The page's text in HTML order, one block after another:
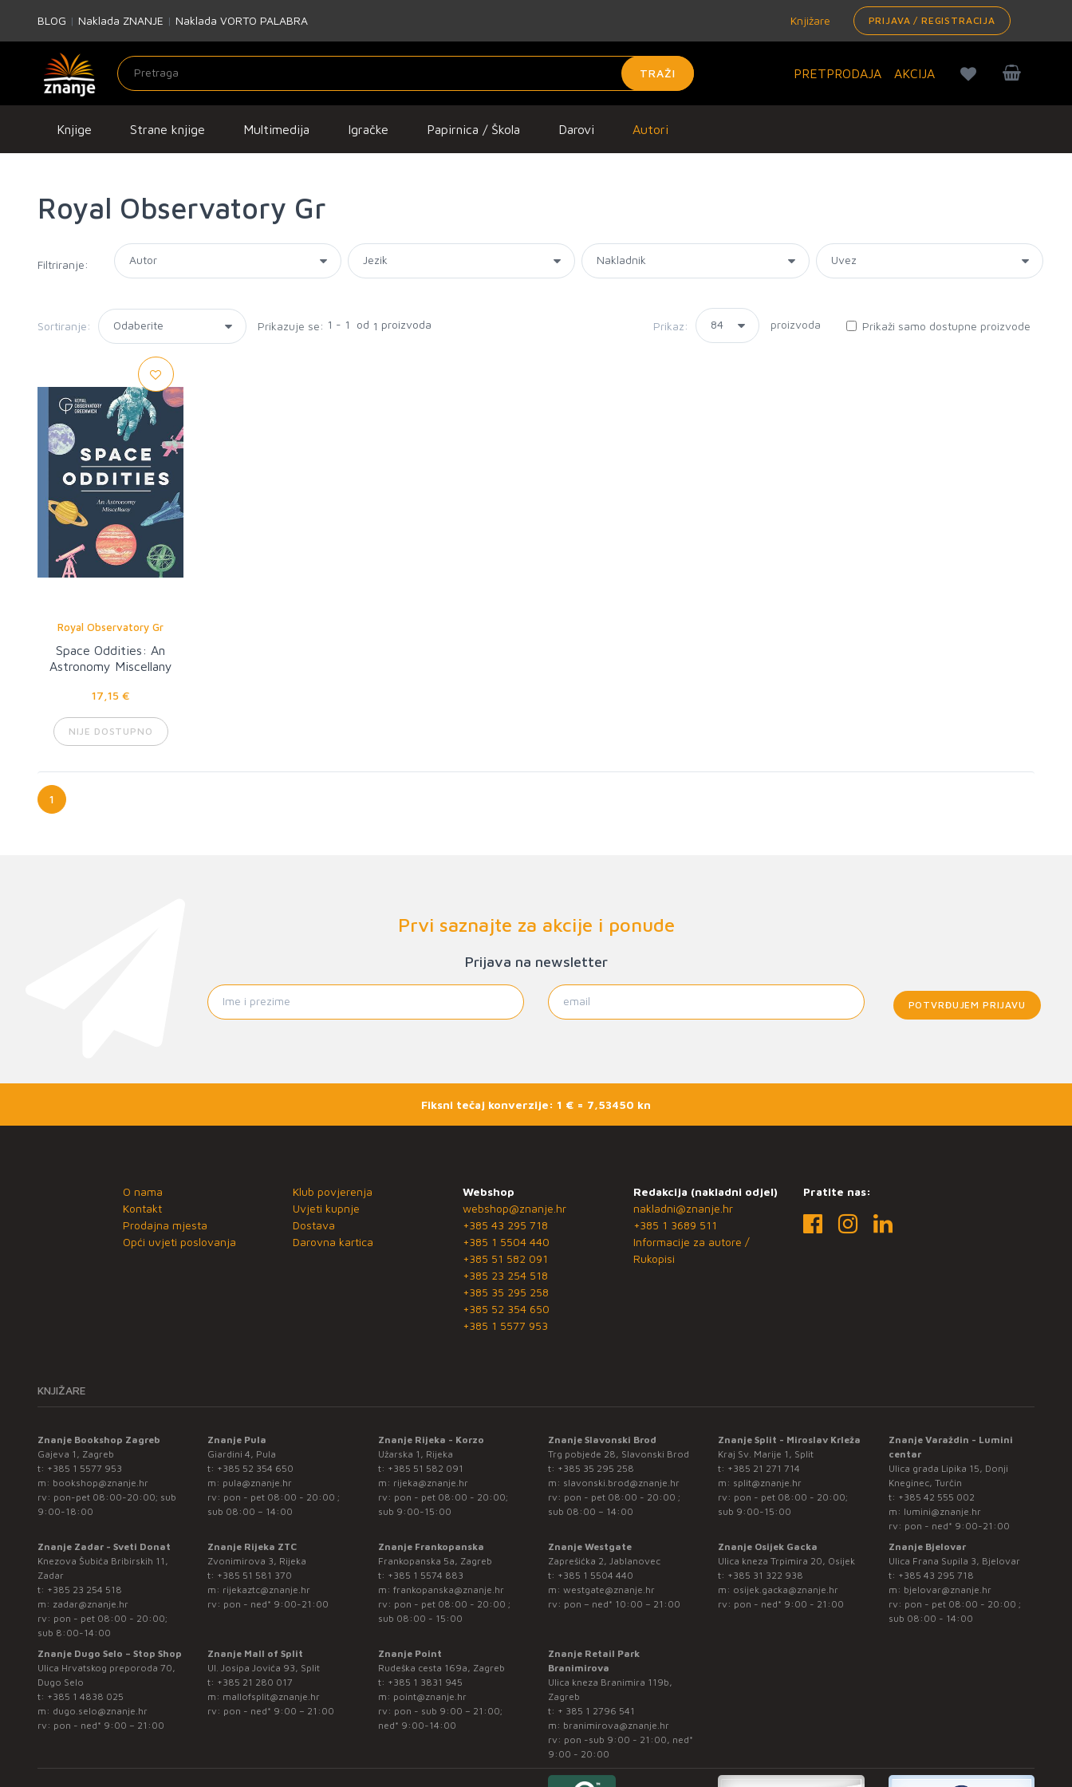
BLOG | Naklada ZNANJE | Naklada VORTO PALABRA Knjižare PRIJAVA / REGISTRACIJA
TRAŽI PRETPRODAJA AKCIJA
Knjige Strane knjige Multimedija Igračke Papirnica / Škola Darovi Autori
Royal Observatory Gr
Filtriranje:
Sortiranje: Prikazuje se: 1 - 1 od 1 proizvoda Prikaz: proizvoda Prikaži samo dostupne proizvode
Royal Observatory Gr
Space Oddities: An
Astronomy Miscellany
17,15 €
NIJE DOSTUPNO
1
Prvi saznajte za akcije i ponude
Prijava na newsletter
POTVRĐUJEM PRIJAVU
Fiksni tečaj konverzije: 1 € = 7,53450 kn
O nama
Kontakt
Prodajna mjesta
Opći uvjeti poslovanja
Klub povjerenja
Uvjeti kupnje
Dostava
Darovna kartica
Webshop
webshop@znanje.hr
+385 43 295 718
+385 1 5504 440
+385 51 582 091
+385 23 254 518
+385 35 295 258
+385 52 354 650
+385 1 5577 953
Redakcija (nakladni odjel)
nakladni@znanje.hr
+385 1 3689 511
Informacije za autore /
Rukopisi
Pratite nas:
KNJIŽARE
Znanje Bookshop Zagreb
Gajeva 1, Zagreb
t: +385 1 5577 953
m: bookshop@znanje.hr
rv: pon-pet 08:00-20:00; sub
9:00-18:00
Znanje Pula
Giardini 4, Pula
t: +385 52 354 650
m: pula@znanje.hr
rv: pon - pet 08:00 - 20:00 ;
sub 08:00 – 14:00
Znanje Rijeka - Korzo
Užarska 1, Rijeka
t: +385 51 582 091
m: rijeka@znanje.hr
rv: pon - pet 08:00 - 20:00;
sub 9:00-15:00
Znanje Slavonski Brod
Trg pobjede 28, Slavonski Brod
t: +385 35 295 258
m: slavonski.brod@znanje.hr
rv: pon - pet 08:00 - 20:00 ;
sub 08:00 – 14:00
Znanje Split - Miroslav Krleža
Kraj Sv. Marije 1, Split
t: +385 21 271 714
m: split@znanje.hr
rv: pon - pet 08:00 - 20:00;
sub 9:00-15:00
Znanje Varaždin - Lumini
centar
Ulica grada Lipika 15, Donji
Kneginec, Turčin
t: +385 42 555 002
m: lumini@znanje.hr
rv: pon - ned* 9:00-21:00
Znanje Zadar - Sveti Donat
Knezova Šubića Bribirskih 11,
Zadar
t: +385 23 254 518
m: zadar@znanje.hr
rv: pon - pet 08:00 - 20:00;
sub 8:00-14:00
Znanje Rijeka ZTC
Zvonimirova 3, Rijeka
t: +385 51 581 370
m: rijekaztc@znanje.hr
rv: pon - ned* 9:00-21:00
Znanje Frankopanska
Frankopanska 5a, Zagreb
t: +385 1 5574 883
m: frankopanska@znanje.hr
rv: pon - pet 08:00 - 20:00 ;
sub 08:00 - 15:00
Znanje Westgate
Zaprešićka 2, Jablanovec
t: +385 1 5504 440
m: westgate@znanje.hr
rv: pon – ned* 10:00 – 21:00
Znanje Osijek Gacka
Ulica kneza Trpimira 20, Osijek
t: +385 31 322 938
m: osijek.gacka@znanje.hr
rv: pon - ned* 9:00 - 21:00
Znanje Bjelovar
Ulica Frana Supila 3, Bjelovar
t: +385 43 295 718
m: bjelovar@znanje.hr
rv: pon - pet 08:00 - 20:00 ;
sub 08:00 - 14:00
Znanje Dugo Selo – Stop Shop
Ulica Hrvatskog preporoda 70,
Dugo Selo
t: +385 1 4838 025
m: dugo.selo@znanje.hr
rv: pon - ned* 9:00 – 21:00
Znanje Mall of Split
Ul. Josipa Jovića 93, Split
t: +385 21 280 017
m: mallofsplit@znanje.hr
rv: pon - ned* 9:00 – 21:00
Znanje Point
Rudeška cesta 169a, Zagreb
t: +385 1 3831 945
m: point@znanje.hr
rv: pon - sub 9:00 – 21:00;
ned* 9:00-14:00
Znanje Retail Park
Branimirova
Ulica kneza Branimira 119b,
Zagreb
t: + 385 1 2796 541
m: branimirova@znanje.hr
rv: pon -sub 9:00 - 21:00, ned*
9:00 - 20:00